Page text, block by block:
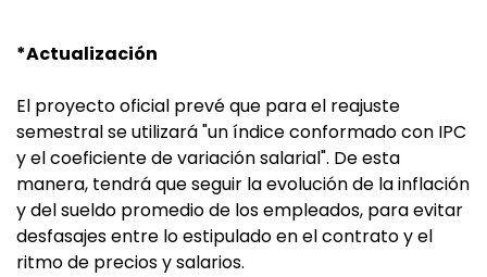
*Actualización
El proyecto oficial prevé que para el reajuste
semestral se utilizará "un índice conformado con IPC
y el coeficiente de variación salarial". De esta
manera, tendrá que seguir la evolución de la inflación
y del sueldo promedio de los empleados, para evitar
desfasajes entre lo estipulado en el contrato y el
ritmo de precios y salarios.